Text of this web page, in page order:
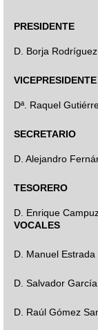
PRESIDENTE
D. Borja
VICEPRESIDENTE
Dª. Raquel
SECRETARIO
D. Alejandro
TESORERO
D. Enrique
VOCALES
D. Manuel Estrada
D. Salvador
D. Raúl Gómez